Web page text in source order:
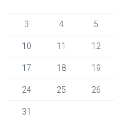
3 4 5
10 11 12
17 18 19
24 25 26
31